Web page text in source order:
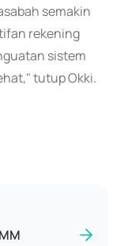
semakin
rekening
sistem
tutup Okki.